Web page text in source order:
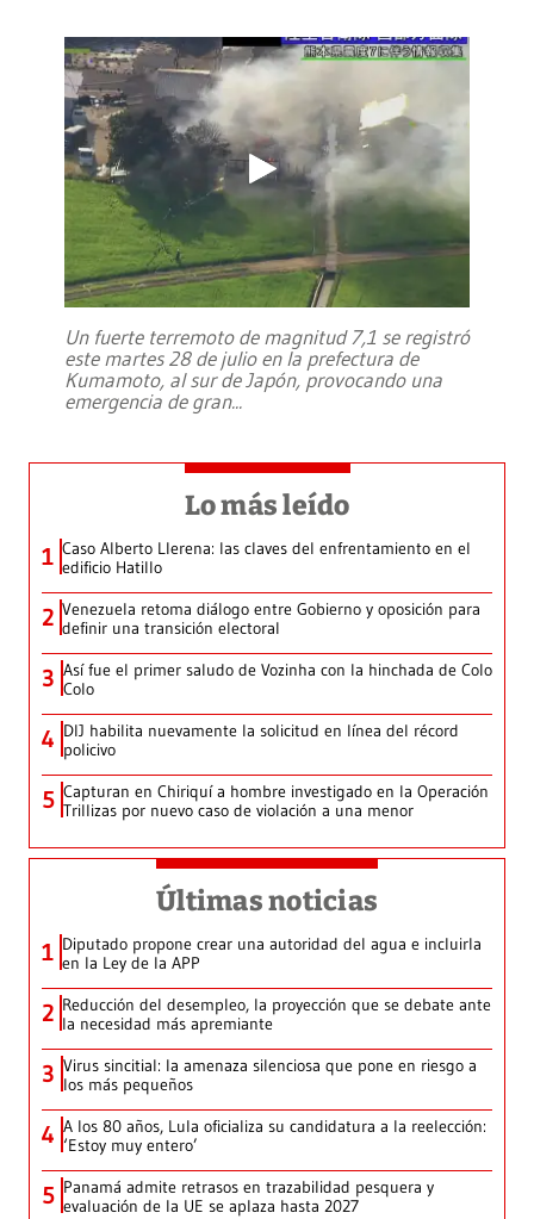
Un fuerte terremoto de magnitud 7,1 se registró
este martes 28 de julio en la prefectura de
Kumamoto, al sur de Japón, provocando una
emergencia de gran...
Lo más leído
1 Caso Alberto Llerena: las claves del enfrentamiento en el
edificio Hatillo
2 Venezuela retoma diálogo entre Gobierno y oposición para
definir una transición electoral
3 Así fue el primer saludo de Vozinha con la hinchada de Colo
Colo
4 DIJ habilita nuevamente la solicitud en línea del récord
policivo
5 Capturan en Chiriquí a hombre investigado en la Operación
Trillizas por nuevo caso de violación a una menor
Últimas noticias
1 Diputado propone crear una autoridad del agua e incluirla
en la Ley de la APP
2 Reducción del desempleo, la proyección que se debate ante
la necesidad más apremiante
3 Virus sincitial: la amenaza silenciosa que pone en riesgo a
los más pequeños
4 A los 80 años, Lula oficializa su candidatura a la reelección:
‘Estoy muy entero’
5 Panamá admite retrasos en trazabilidad pesquera y
evaluación de la UE se aplaza hasta 2027